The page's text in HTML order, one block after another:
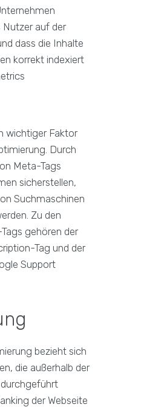
Nutzer auf der
dass die Inhalte
korrekt indexiert
wichtiger Faktor
Durch
Meta-Tags
sicherstellen,
Suchmaschinen
Zu den
gehören der
Tag und der
Support
bezieht sich
die außerhalb der
der Webseite